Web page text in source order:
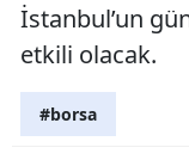
İstanbul’un
etkili olacak.
#borsa